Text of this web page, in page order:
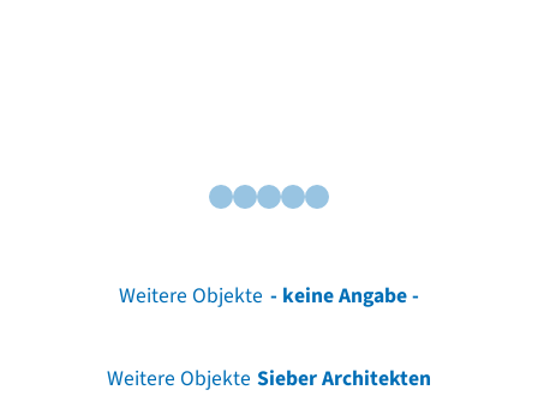
Weitere Objekte - keine Angabe -
Weitere Objekte Sieber Architekten